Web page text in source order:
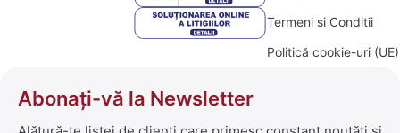
Termeni si Conditii
Politică cookie-uri (UE)
Abonați-vă la Newsletter